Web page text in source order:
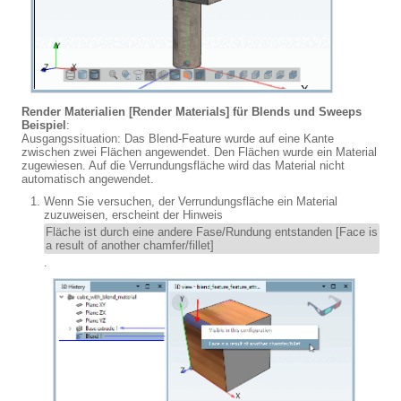
Render Materialien [Render Materials] für Blends und Sweeps
Beispiel :
Ausgangssituation: Das Blend-Feature wurde auf eine Kante
zwischen zwei Flächen angewendet. Den Flächen wurde ein Material
zugewiesen. Auf die Verrundungsfläche wird das Material nicht
automatisch angewendet.
Wenn Sie versuchen, der Verrundungsfläche ein Material
zuzuweisen, erscheint der Hinweis
Fläche ist durch eine andere Fase/Rundung entstanden [Face is
a result of another chamfer/fillet]
.